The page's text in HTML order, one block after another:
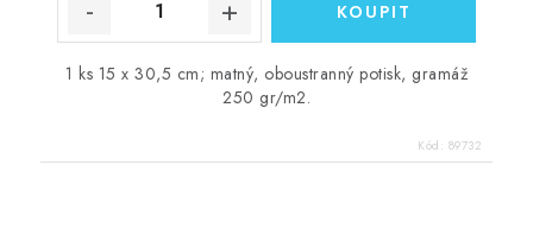
1 ks 15 x 30,5 cm; matný, oboustranný potisk, gramáž
250 gr/m2.
Kód: 89732